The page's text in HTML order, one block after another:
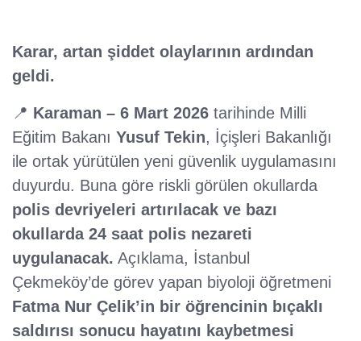
Karar, artan şiddet olaylarının ardından
geldi.
📍 Karaman – 6 Mart 2026 tarihinde Milli
Eğitim Bakanı Yusuf Tekin, İçişleri Bakanlığı
ile ortak yürütülen yeni güvenlik uygulamasını
duyurdu. Buna göre riskli görülen okullarda
polis devriyeleri artırılacak ve bazı
okullarda 24 saat polis nezareti
uygulanacak. Açıklama, İstanbul
Çekmeköy’de görev yapan biyoloji öğretmeni
Fatma Nur Çelik’in bir öğrencinin bıçaklı
saldırısı sonucu hayatını kaybetmesi